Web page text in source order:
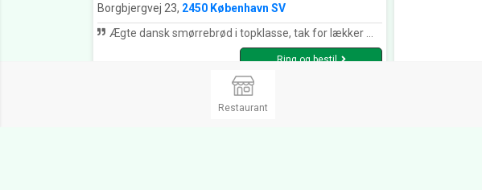
Borgbjergvej 23, 2450 København SV
Ægte dansk smørrebrød i topklasse, tak for lækker mad.
Ring og bestil
Restaurant